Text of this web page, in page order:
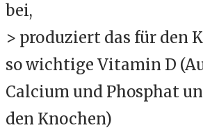
bei,
> produziert das für den
so wichtige Vitamin D
Calcium und Phosphat
den Knochen)